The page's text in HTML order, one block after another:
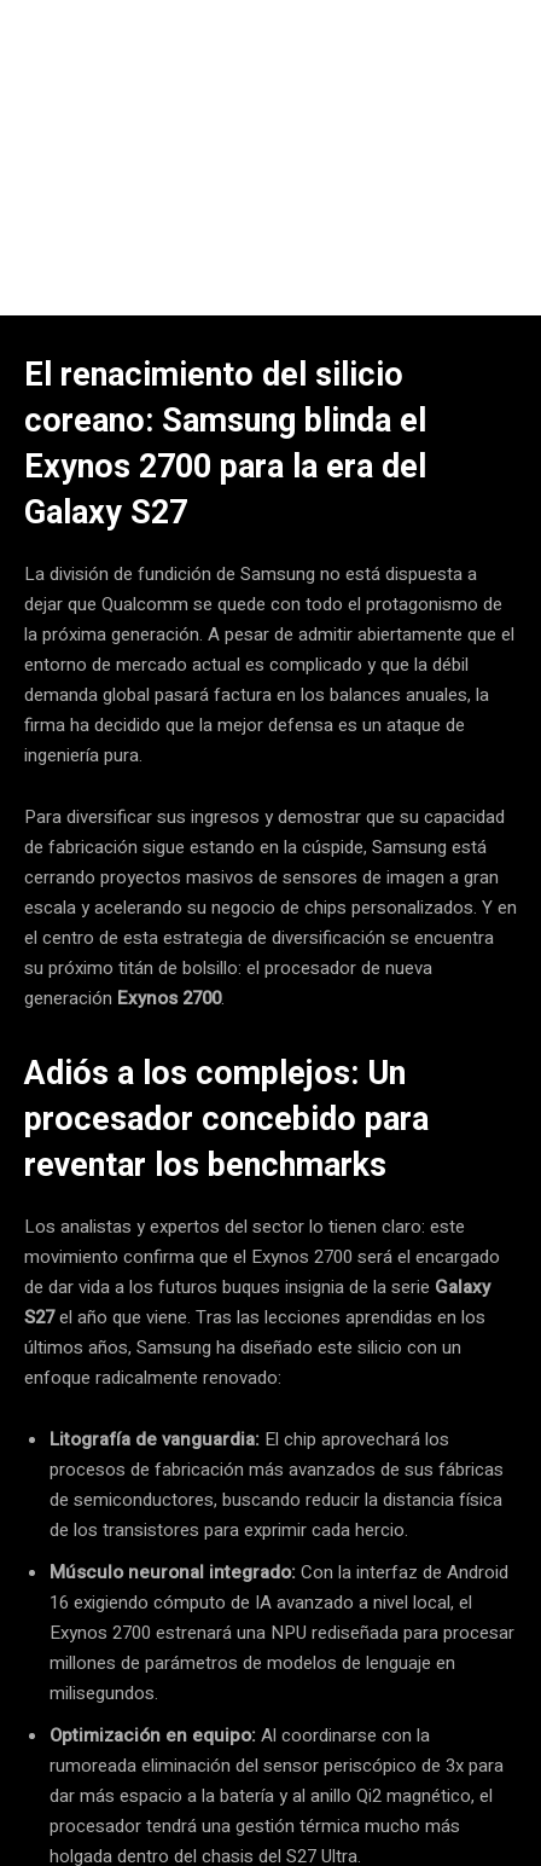
El renacimiento del silicio
coreano: Samsung blinda el
Exynos 2700 para la era del
Galaxy S27
La división de fundición de Samsung no está dispuesta a
dejar que Qualcomm se quede con todo el protagonismo de
la próxima generación. A pesar de admitir abiertamente que el
entorno de mercado actual es complicado y que la débil
demanda global pasará factura en los balances anuales, la
firma ha decidido que la mejor defensa es un ataque de
ingeniería pura.
Para diversificar sus ingresos y demostrar que su capacidad
de fabricación sigue estando en la cúspide, Samsung está
cerrando proyectos masivos de sensores de imagen a gran
escala y acelerando su negocio de chips personalizados. Y en
el centro de esta estrategia de diversificación se encuentra
su próximo titán de bolsillo: el procesador de nueva
generación Exynos 2700.
Adiós a los complejos: Un
procesador concebido para
reventar los benchmarks
Los analistas y expertos del sector lo tienen claro: este
movimiento confirma que el Exynos 2700 será el encargado
de dar vida a los futuros buques insignia de la serie Galaxy
S27el año que viene. Tras las lecciones aprendidas en los
últimos años, Samsung ha diseñado este silicio con un
enfoque radicalmente renovado:
Litografía de vanguardia: El chip aprovechará los
procesos de fabricación más avanzados de sus fábricas
de semiconductores, buscando reducir la distancia física
de los transistores para exprimir cada hercio.
Músculo neuronal integrado:Con la interfaz de Android
16 exigiendo cómputo de IA avanzado a nivel local, el
Exynos 2700 estrenará una NPU rediseñada para procesar
millones de parámetros de modelos de lenguaje en
milisegundos.
Optimización en equipo:Al coordinarse con la
rumoreada eliminación del sensor periscópico de 3x para
dar más espacio a la batería y al anillo Qi2 magnético, el
procesador tendrá una gestión térmica mucho más
holgada dentro del chasis del S27 Ultra.